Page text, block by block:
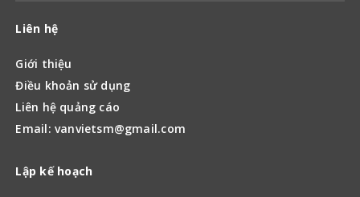
Liên hệ
Giới thiệu
Điều khoản sử dụng
Liên hệ quảng cáo
Email: vanvietsm@gmail.com
Lập kế hoạch